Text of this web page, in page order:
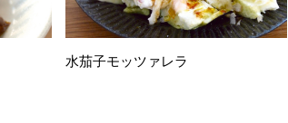
水茄子モッツァレラ